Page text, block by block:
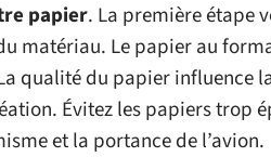
papier. La première étape
matériau. Le papier au
qualité du papier influence
Évitez les papiers trop
et la portance de l’avion.